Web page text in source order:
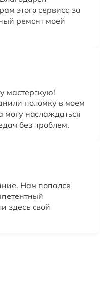
этого сервиса за
ремонт моей
мастерскую!
поломку в моем
могу наслаждаться
без проблем.
Нам попался
здесь свой